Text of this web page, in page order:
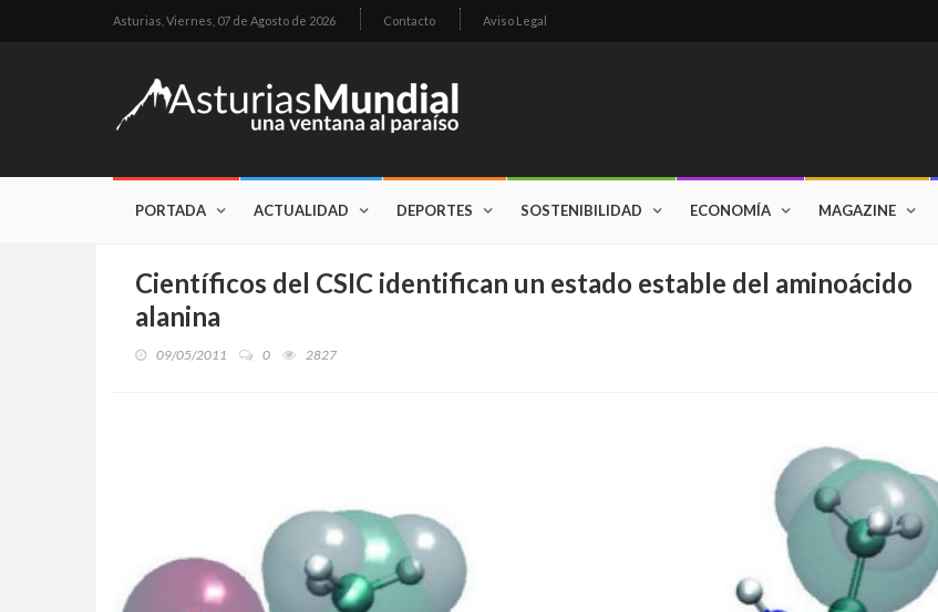
Asturias, Viernes, 07 de Agosto de 2026 Contacto Aviso Legal
PORTADA ACTUALIDAD DEPORTES SOSTENIBILIDAD ECONOMÍA MAGAZINE
Científicos del CSIC identifican un estado estable del aminoácido
alanina
09/05/2011 0 2827